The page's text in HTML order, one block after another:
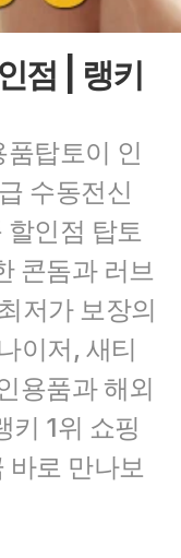
점 | 랭키
탑토이 인
수동전신
인점 탑토
콘돔과 러브
저가 보장의
이저, 새티
용품과 해외
키 1위 쇼핑
바로 만나보